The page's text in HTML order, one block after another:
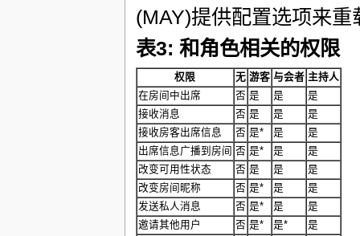
(MAY)提供配置选项来重
表3: 和角色相关的权限
权限 无 游客 与会者 主持人
在房间中出席
否 是 是
是
接收消息
否 是 是
是
接收房客出席信息
否 是* 是
是
出席信息广播到房间 否 是* 是
是
改变可用性状态
否 是 是
是
改变房间昵称
否 是* 是
是
发送私人消息
否 是* 是
是
邀请其他用户
否 是* 是*
是